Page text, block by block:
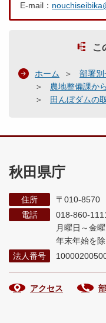
E-mail：
こ
ホーム 部署別
農地整備課か
田んぼダムの
秋田県庁
住所
〒010-8570
電話
018-860-
月曜日～金
年末年始を除
法人番号
アクセス